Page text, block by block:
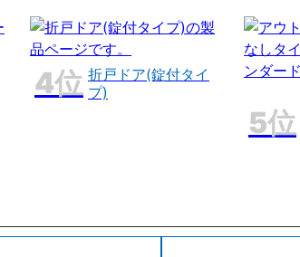
折戸ドア(錠付タイ
プ)